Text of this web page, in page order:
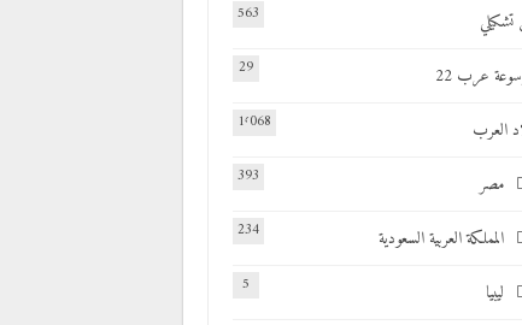
563
عرب 22 29
العرب 1٬068
مصر 393
المملكة العربية السعودية 234
ليبيا 5